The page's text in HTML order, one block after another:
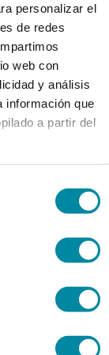
personalizar el
de redes
web con
y análisis
información que
a partir del